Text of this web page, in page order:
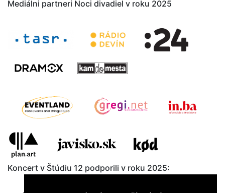
Mediálni partneri Noci divadiel v roku 2025
Koncert v Štúdiu 12 podporili v roku 2025: